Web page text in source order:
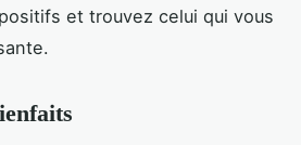
et trouvez celui qui vous